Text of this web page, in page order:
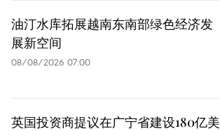
油汀水库拓展越南东南部绿色经济发
展新空间
08/08/2026 07:00
英国投资商提议在广宁省建设180亿美